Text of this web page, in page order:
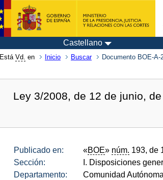
Castellano
Está Vd. en Inicio Buscar Documento BOE-A-
Ley 3/2008, de 12 de junio,
Publicado en: «BOE» núm. 193, de
Sección:
I. Disposiciones
Departamento:
Comunidad